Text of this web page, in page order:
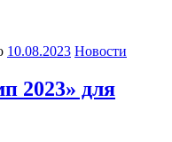
10.08.2023 Новости
2023» для